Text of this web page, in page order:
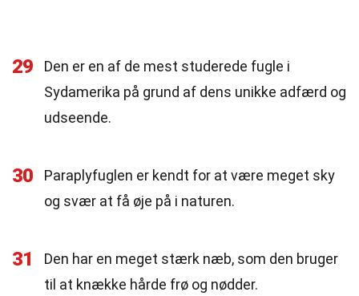
29
Den er en af de mest studerede fugle i
Sydamerika på grund af dens unikke adfærd og
udseende.
30
Paraplyfuglen er kendt for at være meget sky
og svær at få øje på i naturen.
31
Den har en meget stærk næb, som den bruger
til at knække hårde frø og nødder.